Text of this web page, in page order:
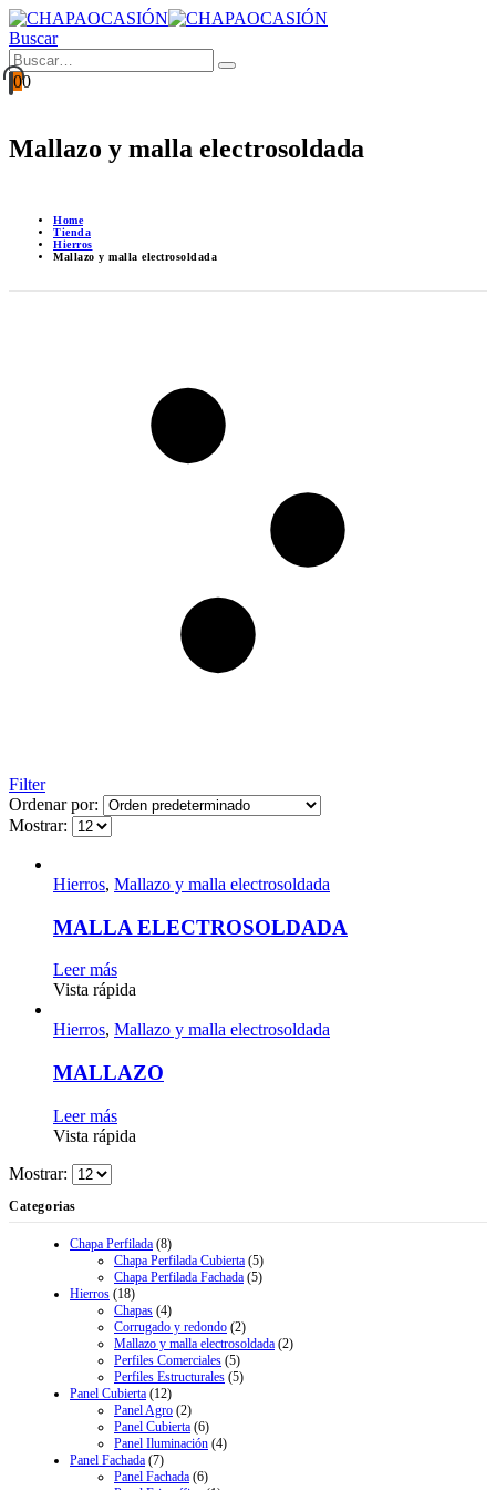
Buscar
00
Mallazo y malla electrosoldada
Home
Tienda
Hierros
Mallazo y malla electrosoldada
Filter
Ordenar por:
Mostrar:
Hierros, Mallazo y malla electrosoldada
MALLA ELECTROSOLDADA
Leer más
Vista rápida
Hierros, Mallazo y malla electrosoldada
MALLAZO
Leer más
Vista rápida
Mostrar:
Categorias
Chapa Perfilada (8)
Chapa Perfilada Cubierta (5)
Chapa Perfilada Fachada (5)
Hierros (18)
Chapas (4)
Corrugado y redondo (2)
Mallazo y malla electrosoldada (2)
Perfiles Comerciales (5)
Perfiles Estructurales (5)
Panel Cubierta (12)
Panel Agro (2)
Panel Cubierta (6)
Panel Iluminación (4)
Panel Fachada (7)
Panel Fachada (6)